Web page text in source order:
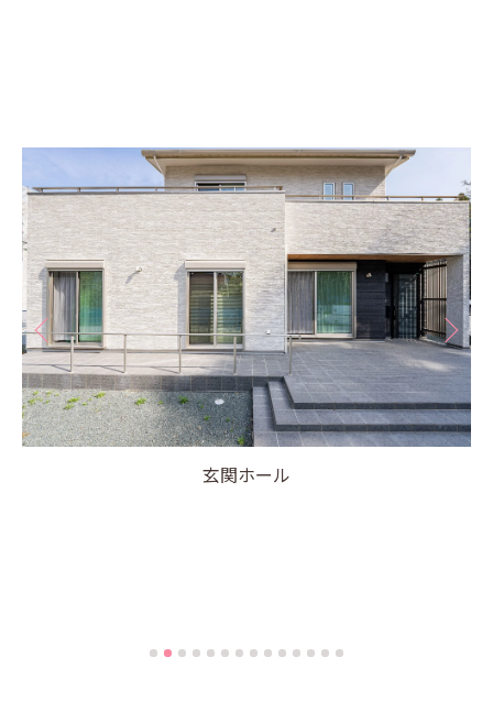
玄関ホール